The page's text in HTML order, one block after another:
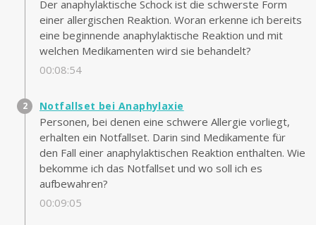
Der anaphylaktische Schock ist die schwerste Form
einer allergischen Reaktion. Woran erkenne ich bereits
eine beginnende anaphylaktische Reaktion und mit
welchen Medikamenten wird sie behandelt?
00:08:54
Notfallset bei Anaphylaxie
Personen, bei denen eine schwere Allergie vorliegt,
erhalten ein Notfallset. Darin sind Medikamente für
den Fall einer anaphylaktischen Reaktion enthalten. Wie
bekomme ich das Notfallset und wo soll ich es
aufbewahren?
00:09:05